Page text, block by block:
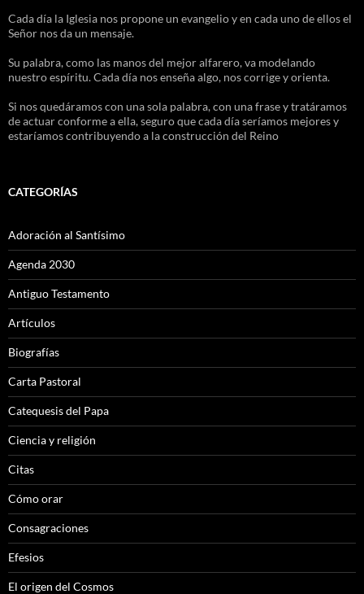
Cada día la Iglesia nos propone un evangelio y en cada uno de ellos el
Señor nos da un mensaje.
Su palabra, como las manos del mejor alfarero, va modelando
nuestro espíritu. Cada día nos enseña algo, nos corrige y orienta.
Si nos quedáramos con una sola palabra, con una frase y tratáramos
de actuar conforme a ella, seguro que cada día seríamos mejores y
estaríamos contribuyendo a la construcción del Reino
CATEGORÍAS
Adoración al Santísimo
Agenda 2030
Antiguo Testamento
Artículos
Biografías
Carta Pastoral
Catequesis del Papa
Ciencia y religión
Citas
Cómo orar
Consagraciones
Efesios
El origen del Cosmos